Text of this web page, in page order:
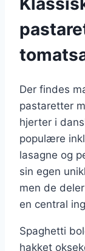
Der findes
pastaretter
hjerter i
populære
lasagne og
sin egen
men de
en central
Spaghetti
hakket